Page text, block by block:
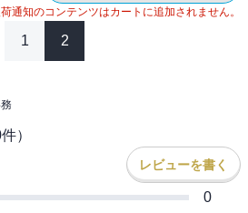
通知のコンテンツはカートに追加されません。
1 2
件）
レビューを書く
0